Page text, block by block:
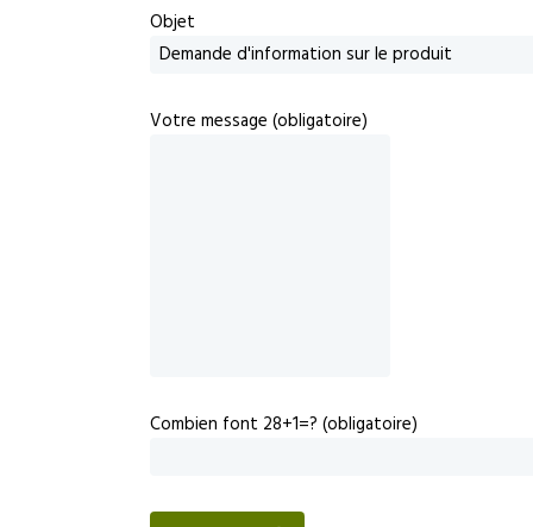
Objet
Votre message (obligatoire)
Combien font 28+1=? (obligatoire)